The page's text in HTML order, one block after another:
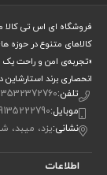
فروشگاه ای اس تی کالا
کالاهای متنوع در حوزه
«تجربه‌ی امن و راحت یک
انحصاری برند استارشاین
تلفن:
موبایل:
نشانی:یزد، میبد،
اطلاعات